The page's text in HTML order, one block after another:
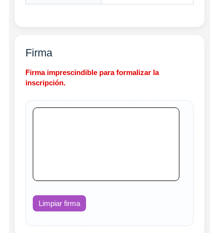
Firma
Firma imprescindible para formalizar la
inscripción.
Limpiar firma